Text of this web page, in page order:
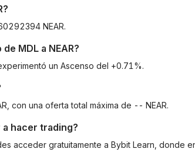
?
NEAR.
de MDL a NEAR?
un Ascenso del +0.71%.
con una oferta total máxima de -- NEAR.
hacer trading?
acceder gratuitamente a Bybit Learn, donde